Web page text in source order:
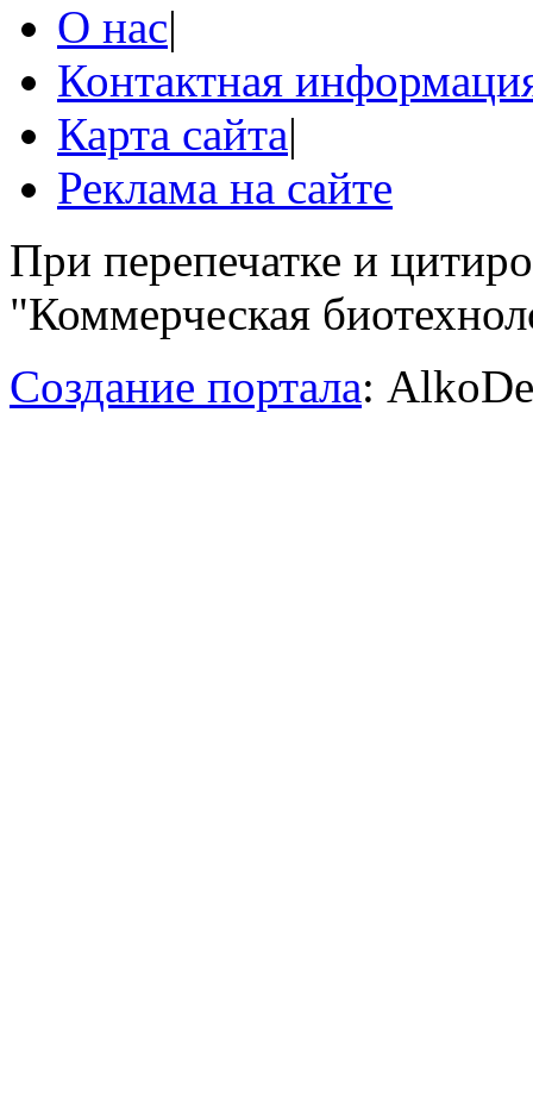
О нас|
Контактная
Карта сайта|
Реклама на сайте
При перепечатке и
"Коммерческая
Создание портала: